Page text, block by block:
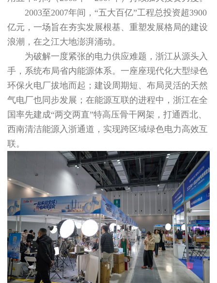
2003至2007年间，“五大百亿”工程总投资超3900
亿元，一场旨在夯实发展根基、重塑发展格局的建设
浪潮，在之江大地澎湃涌动。
为破解一度紧张的电力供应难题，浙江从源头入
手，系统布局省内能源体系。一座座现代化大型绿色
环保火电厂拔地而起；建设周期短、布局灵活的天然
气电厂也同步发展；在能源互联的进程中，浙江在全
国率先建成“两交两直”特高压骨干网架，打通西北、
西南清洁能源入浙通道，实现跨区域绿色电力高效互
联。